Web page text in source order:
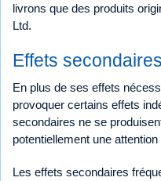
livrons que des produits
Ltd.
Effets secondaires
En plus de ses effets
provoquer certains effets
secondaires ne se
potentiellement une
Les effets secondaires